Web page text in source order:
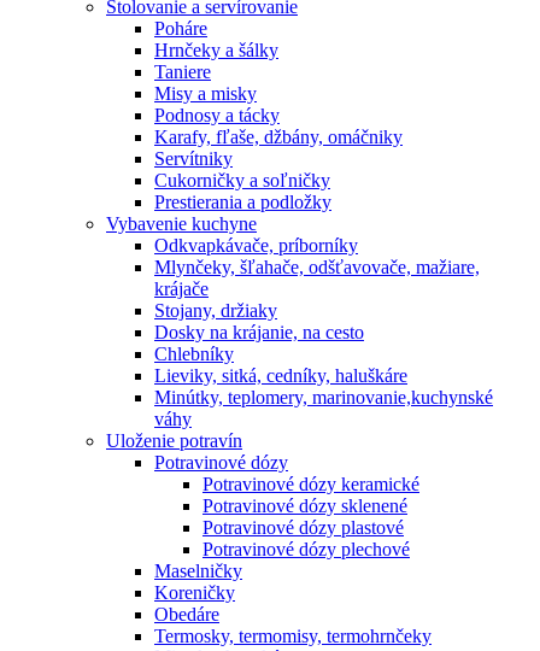
Stolovanie a servírovanie
Poháre
Hrnčeky a šálky
Taniere
Misy a misky
Podnosy a tácky
Karafy, fľaše, džbány, omáčniky
Servítniky
Cukorničky a soľničky
Prestierania a podložky
Vybavenie kuchyne
Odkvapkávače, príborníky
Mlynčeky, šľahače, odšťavovače, mažiare,
krájače
Stojany, držiaky
Dosky na krájanie, na cesto
Chlebníky
Lieviky, sitká, cedníky, haluškáre
Minútky, teplomery, marinovanie,kuchynské
váhy
Uloženie potravín
Potravinové dózy
Potravinové dózy keramické
Potravinové dózy sklenené
Potravinové dózy plastové
Potravinové dózy plechové
Maselničky
Koreničky
Obedáre
Termosky, termomisy, termohrnčeky